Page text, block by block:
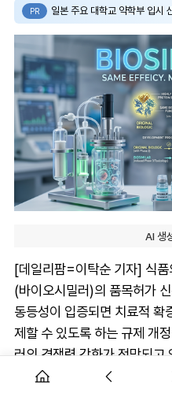
PR 일본 주요 대학교 약학부 입시
AI 생
[데일리팜=이탁순 기자] 식
(바이오시밀러)의 품목허가
동등성이 입증되면 치료적
제할 수 있도록 하는 규제 개
러의 경쟁력 강화가 전망되고
이번 조치는 식약처가 글로벌